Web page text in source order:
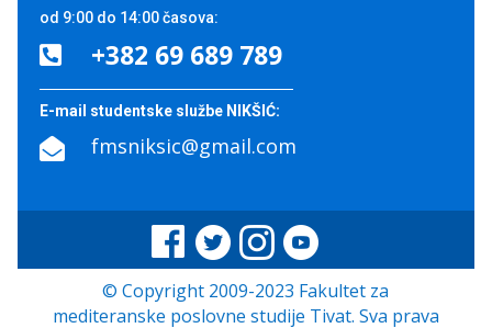
od 9:00 do 14:00 časova:
 +382 69 689 789
E-mail studentske službe NIKŠIĆ:
 fmsniksic@gmail.com
© Copyright 2009-2023 Fakultet za
mediteranske poslovne studije Tivat. Sva prava